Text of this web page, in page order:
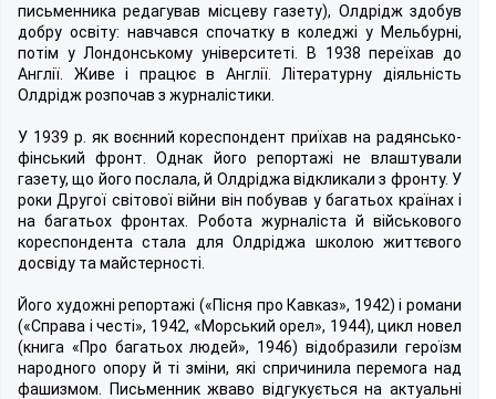
письменника редагував місцеву газету), Олдрідж здобув
добру освіту: навчався спочатку в коледжі у Мельбурні,
потім у Лондонському університеті. В 1938 переїхав до
Англії. Живе і працює в Англії. Літературну діяльність
Олдрідж розпочав з журналістики.
У 1939 р. як воєнний кореспондент приїхав на радянсько-
фінський фронт. Однак його репортажі не влаштували
газету, що його послала, й Олдріджа відкликали з фронту. У
роки Другої світової війни він побував у багатьох країнах і
на багатьох фронтах. Робота журналіста й військового
кореспондента стала для Олдріджа школою життєвого
досвіду та майстерності.
Його художні репортажі («Пісня про Кавказ», 1942) і романи
(«Справа і честі», 1942, «Морський орел», 1944), цикл новел
(книга «Про багатьох людей», 1946) відобразили героїзм
народного опору й ті зміни, які спричинила перемога над
фашизмом. Письменник жваво відгукується на актуальні